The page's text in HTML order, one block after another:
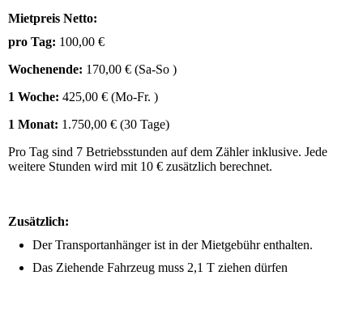
Mietpreis Netto:
pro Tag: 100,00 €
Wochenende: 170,00 € (Sa-So )
1 Woche: 425,00 € (Mo-Fr. )
1 Monat: 1.750,00 € (30 Tage)
Pro Tag sind 7 Betriebsstunden auf dem Zähler inklusive. Jede
weitere Stunden wird mit 10 € zusätzlich berechnet.
Zusätzlich:
Der Transportanhänger ist in der Mietgebühr enthalten.
Das Ziehende Fahrzeug muss 2,1 T ziehen dürfen